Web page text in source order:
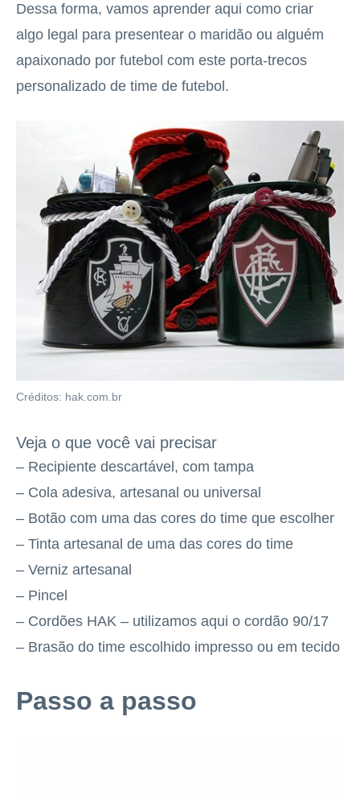
Dessa forma, vamos aprender aqui como criar
algo legal para presentear o maridão ou alguém
apaixonado por futebol com este porta-trecos
personalizado de time de futebol.
Créditos: hak.com.br
Veja o que você vai precisar
– Recipiente descartável, com tampa
– Cola adesiva, artesanal ou universal
– Botão com uma das cores do time que escolher
– Tinta artesanal de uma das cores do time
– Verniz artesanal
– Pincel
– Cordões HAK – utilizamos aqui o cordão 90/17
– Brasão do time escolhido impresso ou em tecido
Passo a passo